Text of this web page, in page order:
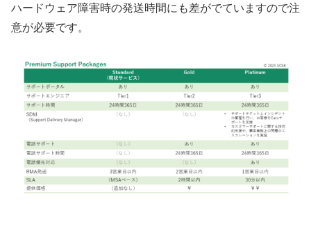
ハードウェア障害時の発送時間にも差がでていますので注
意が必要です。